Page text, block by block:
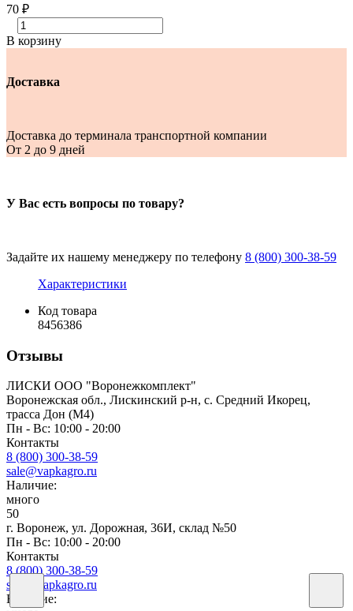
70 ₽
В корзину
Доставка
Доставка до терминала транспортной компании
От 2 до 9 дней
У Вас есть вопросы по товару?
Задайте их нашему менеджеру по телефону 8 (800) 300-38-59
Характеристики
Код товара
8456386
Отзывы
ЛИСКИ ООО "Воронежкомплект"
Воронежская обл., Лискинский р-н, с. Средний Икорец,
трасса Дон (М4)
Пн - Вс: 10:00 - 20:00
Контакты
8 (800) 300-38-59
sale@vapkagro.ru
Наличие:
много
50
г. Воронеж, ул. Дорожная, 36И, склад №50
Пн - Вс: 10:00 - 20:00
Контакты
8 (800) 300-38-59
sale@vapkagro.ru
Наличие: